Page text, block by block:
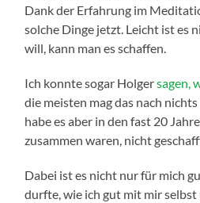
Dank der Erfahrung im
solche Dinge jetzt. Leicht ist es
will, kann man es schaffen.
Ich konnte sogar Holgersagen,
die meisten mag das nach
habe es aber in den fast 20
zusammen waren, nicht
Dabei ist es nicht nur für mich
durfte, wie ich gut mit mir